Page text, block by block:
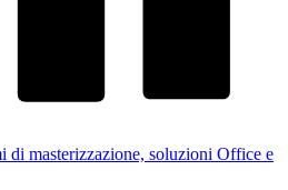
di masterizzazione, soluzioni Office e